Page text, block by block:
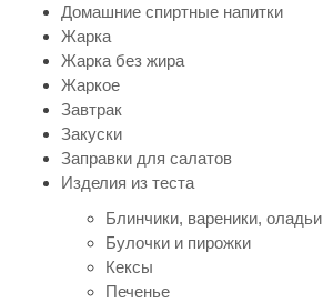
Домашние спиртные напитки
Жарка
Жарка без жира
Жаркое
Завтрак
Закуски
Заправки для салатов
Изделия из теста
Блинчики, вареники, оладьи
Булочки и пирожки
Кексы
Печенье